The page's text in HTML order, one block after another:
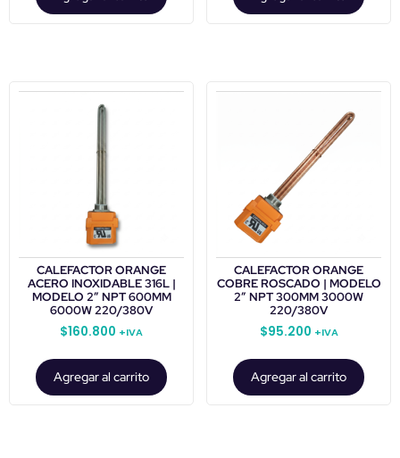
CALEFACTOR ORANGE
ACERO INOXIDABLE 316L |
MODELO 2” NPT 600MM
6000W 220/380V
$160.800 +IVA
Agregar al carrito
CALEFACTOR ORANGE
COBRE ROSCADO | MODELO
2” NPT 300MM 3000W
220/380V
$95.200 +IVA
Agregar al carrito